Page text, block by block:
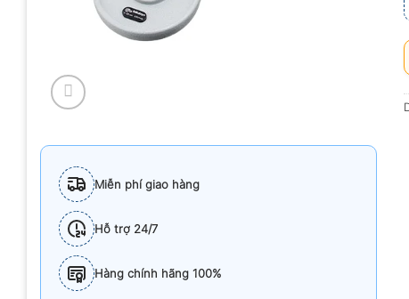
Miễn phí giao hàng
Hỗ trợ 24/7
Hàng chính hãng 100%